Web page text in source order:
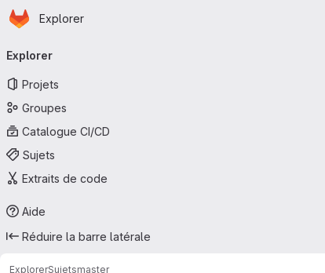
Passer au contenu principal
Page d'accueil
Explorer
principale
Explorer
Projets
Groupes
Catalogue CI/CD
Sujets
Extraits de code
Aide
Réduire la barre latérale
ExplorerSujetsmaster